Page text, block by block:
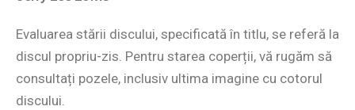
Evaluarea stării discului, specificată în titlu, se referă la
discul propriu-zis. Pentru starea coperții, vă rugăm să
consultați pozele, inclusiv ultima imagine cu cotorul
discului.